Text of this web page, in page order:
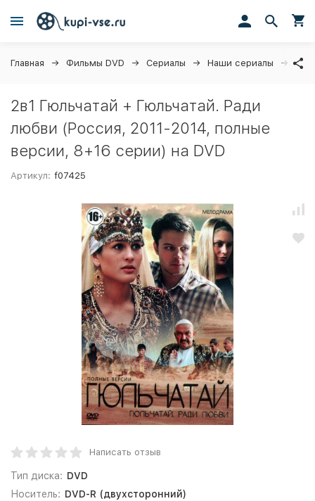
Главная Фильмы DVD Сериалы Наши сериалы 2в1
2в1 Гюльчатай + Гюльчатай. Ради
любви (Россия, 2011-2014, полные
версии, 8+16 серии) на DVD
Артикул: f07425
Написать отзыв
Тип диска: DVD
Носитель: DVD-R (двухсторонний)